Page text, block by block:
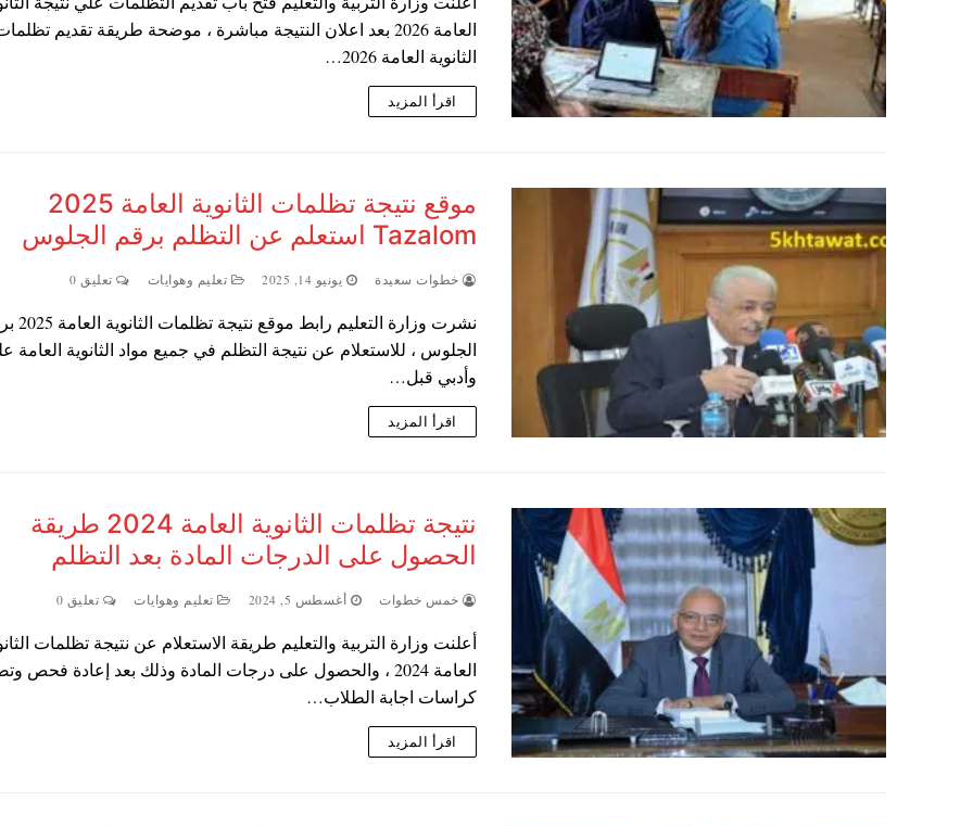
العامة 2026 بعد اعلان النتيجة مباشرة ، موضحة طريقة تقديم
الثانوية العامة 2026…
اقرأ المزيد
موقع نتيجة تظلمات الثانوية العامة 2025
Tazalom استعلم عن التظلم برقم الجلوس
خطوات سعيدة يونيو 14, 2025 تعليم وهوايات تعليق 0
نشرت وزارة التعليم
الجلوس ، للاستعلام عن نتيجة التظلم في جميع مواد الثانوية العامة
وأدبي قبل…
اقرأ المزيد
نتيجة تظلمات الثانوية العامة 2024 طريقة
الحصول على الدرجات المادة بعد التظلم
خمس خطوات أغسطس 5, 2024 تعليم وهوايات تعليق 0
أعلنت وزارة التربية والتعليم طريقة الاستعلام عن نتيجة تظلمات
العامة 2024 ، والحصول على درجات المادة وذلك بعد إعادة فحص
كراسات اجابة الطلاب…
اقرأ المزيد